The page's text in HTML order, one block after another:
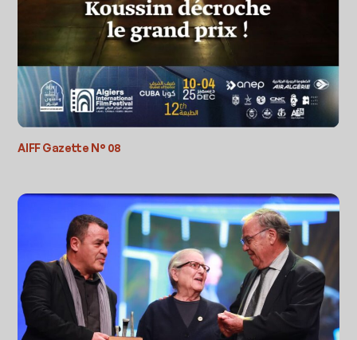
AIFF Gazette N° 08